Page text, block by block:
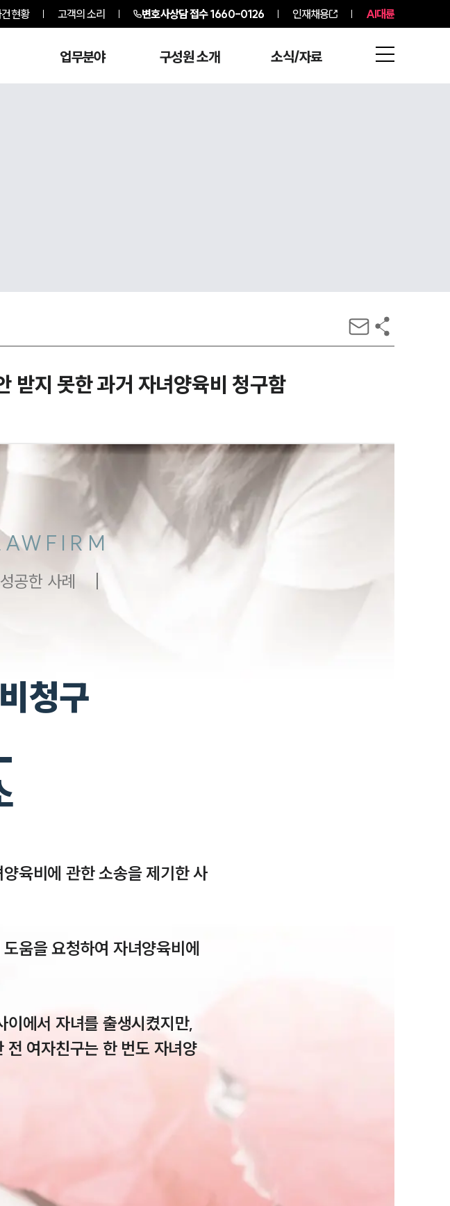
현황 고객의 소리 변호사상담 접수1660-0126 인재채용 AI대륜
업무분야 구성원 소개 소식/자료
대륜의 강점
글로벌 파트너 로펌
고객의 소리
지 못한 과거 자녀양육비 청구함
공한 사례
청구
육비에 관한 소송을 제기한 사
움을 요청하여 자녀양육비에
에서 자녀를 출생시켰지만,
전 여자친구는 한 번도 자녀양